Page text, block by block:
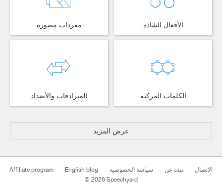
مفردات مصورة الأفعال الشاذة
المترادفات والأضداد الكلمات المركبة
عرض المزيد
Affiliate program English blog سياسة الخصوصية نبذة عن
الاتصال
© 2026 Speechyard